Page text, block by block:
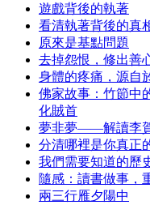
遊戲背後的執著
看清執著背後的真
原來是基點問題
去掉怨恨，修出善
身體的疼痛，源自
佛家故事：竹節中
化賊首
夢非夢——解讀李賀
分清哪裡是你真正
我們需要知道的歷
隨感：讀書做事，
兩三行雁夕陽中